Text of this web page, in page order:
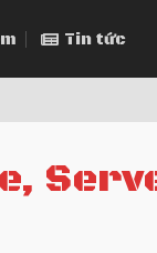
Tin tức